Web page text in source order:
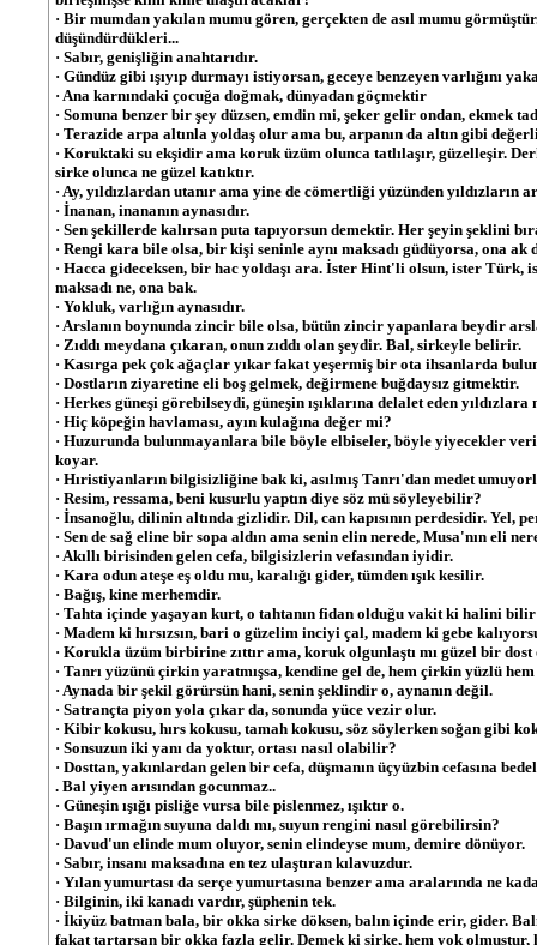
· Bir mumdan yakılan mumu gören, gerçekten de asıl mumu
düşündürdükleri...
· Sabır, genişliğin anahtarıdır.
· Gündüz gibi ışıyıp durmayı istiyorsan, geceye benzeyen varlığını
· Ana karnındaki çocuğa doğmak, dünyadan göçmektir
· Somuna benzer bir şey düzsen, emdin mi, şeker gelir ondan, ekmek
· Terazide arpa altınla yoldaş olur ama bu, arpanın da altın gibi
· Koruktaki su ekşidir ama koruk üzüm olunca tatlılaşır, güzelleşir.
sirke olunca ne güzel katıktır.
· Ay, yıldızlardan utanır ama yine de cömertliği yüzünden yıldızların
· İnanan, inananın aynasıdır.
· Sen şekillerde kalırsan puta tapıyorsun demektir. Her şeyin şeklini
· Rengi kara bile olsa, bir kişi seninle aynı maksadı güdüyorsa, ona ak
· Hacca gideceksen, bir hac yoldaşı ara. İster Hint'li olsun, ister Türk,
maksadı ne, ona bak.
· Yokluk, varlığın aynasıdır.
· Arslanın boynunda zincir bile olsa, bütün zincir yapanlara beydir
· Zıddı meydana çıkaran, onun zıddı olan şeydir. Bal, sirkeyle belirir.
· Kasırga pek çok ağaçlar yıkar fakat yeşermiş bir ota ihsanlarda
· Dostların ziyaretine eli boş gelmek, değirmene buğdaysız gitmektir.
· Herkes güneşi görebilseydi, güneşin ışıklarına delalet eden
· Hiç köpeğin havlaması, ayın kulağına değer mi?
· Huzurunda bulunmayanlara bile böyle elbiseler, böyle yiyecekler
koyar.
· Hıristiyanların bilgisizliğine bak ki, asılmış Tanrı'dan medet
· Resim, ressama, beni kusurlu yaptın diye söz mü söyleyebilir?
· İnsanoğlu, dilinin altında gizlidir. Dil, can kapısının perdesidir. Yel,
· Sen de sağ eline bir sopa aldın ama senin elin nerede, Musa'nın eli
· Akıllı birisinden gelen cefa, bilgisizlerin vefasından iyidir.
· Kara odun ateşe eş oldu mu, karalığı gider, tümden ışık kesilir.
· Bağış, kine merhemdir.
· Tahta içinde yaşayan kurt, o tahtanın fidan olduğu vakit ki halini
· Madem ki hırsızsın, bari o güzelim inciyi çal, madem ki gebe
· Korukla üzüm birbirine zıttır ama, koruk olgunlaştı mı güzel bir dost
· Tanrı yüzünü çirkin yaratmışsa, kendine gel de, hem çirkin yüzlü
· Aynada bir şekil görürsün hani, senin şeklindir o, aynanın değil.
· Satrançta piyon yola çıkar da, sonunda yüce vezir olur.
· Kibir kokusu, hırs kokusu, tamah kokusu, söz söylerken soğan gibi
· Sonsuzun iki yanı da yoktur, ortası nasıl olabilir?
· Dosttan, yakınlardan gelen bir cefa, düşmanın üçyüzbin cefasına
. Bal yiyen arısından gocunmaz..
· Güneşin ışığı pisliğe vursa bile pislenmez, ışıktır o.
· Başın ırmağın suyuna daldı mı, suyun rengini nasıl görebilirsin?
· Davud'un elinde mum oluyor, senin elindeyse mum, demire dönüyor.
· Sabır, insanı maksadına en tez ulaştıran kılavuzdur.
· Yılan yumurtası da serçe yumurtasına benzer ama aralarında ne
· Bilginin, iki kanadı vardır, şüphenin tek.
· İkiyüz batman bala, bir okka sirke döksen, balın içinde erir, gider.
fakat tartarsan bir okka fazla gelir. Demek ki sirke, hem yok olmuştur,